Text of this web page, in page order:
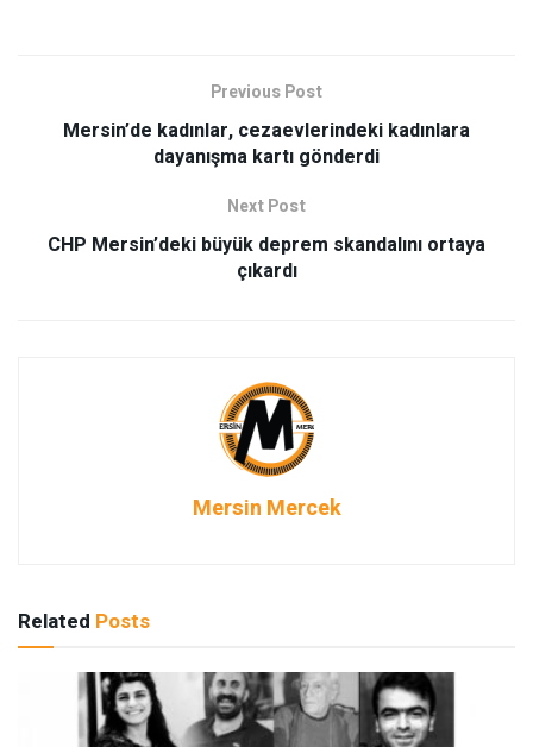
Previous Post
Mersin’de kadınlar, cezaevlerindeki kadınlara
dayanışma kartı gönderdi
Next Post
CHP Mersin’deki büyük deprem skandalını ortaya
çıkardı
Mersin Mercek
Related Posts